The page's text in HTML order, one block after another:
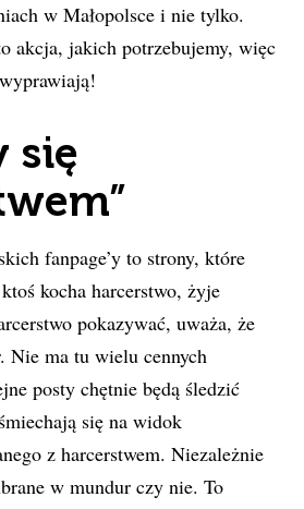
w Małopolsce i nie tylko.
akcja, jakich potrzebujemy, więc
się
fanpage’y to strony, które
kocha harcerstwo, żyje
pokazywać, uważa, że
Nie ma tu wielu cennych
posty chętnie będą śledzić
się na widok
z harcerstwem. Niezależnie
w mundur czy nie. To